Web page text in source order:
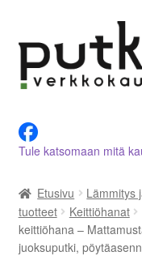
navigointiin
sisältöön
Tietoja meistä
Asiakastilini
Ostoskori
Tule katsomaan mitä
Etusivu Lämmitys
tuotteet
Keittiöhanat
keittiöhana –
juoksuputki,